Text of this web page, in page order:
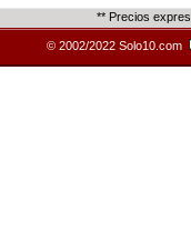
** Precios
© 2002/2022 Solo10.com